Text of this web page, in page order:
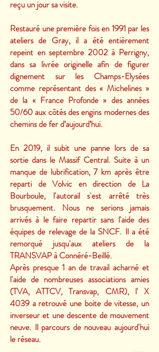
reçu un jour sa visite.
Restauré une première fois en 1991 par les
ateliers de Gray, il a été entièrement
repeint en septembre 2002 à Perrigny,
dans sa livrée originelle afin de figurer
dignement sur les Champs-Elysées
comme représentant des « Michelines »
de la « France Profonde » des années
50/60 aux côtés des engins modernes des
chemins de fer d’aujourd’hui.
En 2019, il subit une panne lors de sa
sortie dans le Massif Central. Suite à un
manque de lubrification, 7 km après être
reparti de Volvic en direction de La
Bourboule, l'autorail s'est arrêté très
brusquement. Nous ne serions jamais
arrivés à le faire repartir sans l'aide des
équipes de relevage de la SNCF. Il a été
remorqué jusqu'aux ateliers de la
TRANSVAP à Connéré-Beillé.
Après presque 1 an de travail acharné et
l'aide de nombreuses associations amies
(TVA, ATTCV, Transvap, CMR), l' X
4039 a retrouvé une boite de vitesse, un
inverseur et une descente de mouvement
neuve. Il parcours de nouveau aujourd'hui
le réseau.